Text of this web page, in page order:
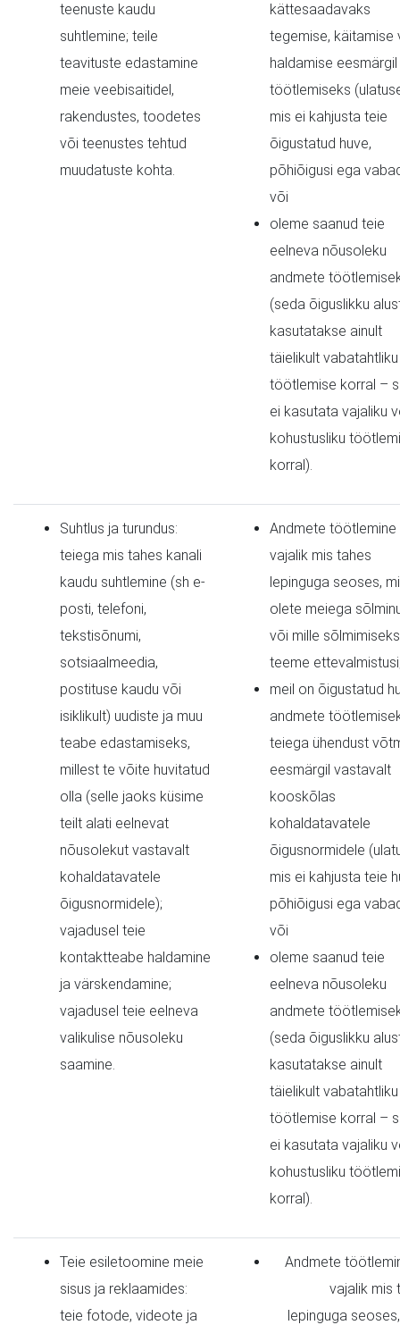
teenuste kaudu
suhtlemine; teile
teavituste edastamine
meie veebisaitidel,
rakendustes, toodetes
või teenustes tehtud
muudatuste kohta.
kättesaadavaks
tegemise, käitamise
haldamise eesmärgil
töötlemiseks
mis ei kahjusta teie
õigustatud huve,
põhiõigusi ega
või
oleme saanud teie
eelneva nõusoleku
andmete
(seda õiguslikku
kasutatakse ainult
täielikult vabatahtliku
töötlemise korral –
ei kasutata vajaliku
kohustusliku
korral).
Suhtlus ja turundus:
teiega mis tahes kanali
kaudu suhtlemine (sh e-
posti, telefoni,
tekstisõnumi,
sotsiaalmeedia,
postituse kaudu või
isiklikult) uudiste ja muu
teabe edastamiseks,
millest te võite huvitatud
olla (selle jaoks küsime
teilt alati eelnevat
nõusolekut vastavalt
kohaldatavatele
õigusnormidele);
vajadusel teie
kontaktteabe haldamine
ja värskendamine;
vajadusel teie eelneva
valikulise nõusoleku
saamine.
Andmete töötlemine
vajalik mis tahes
lepinguga seoses,
olete meiega
või mille sõlmimiseks
teeme
meil on õigustatud
andmete
teiega ühendust
eesmärgil vastavalt
kooskõlas
kohaldatavatele
õigusnormidele
mis ei kahjusta teie
põhiõigusi ega
või
oleme saanud teie
eelneva nõusoleku
andmete
(seda õiguslikku
kasutatakse ainult
täielikult vabatahtliku
töötlemise korral –
ei kasutata vajaliku
kohustusliku
korral).
Teie esiletoomine meie
sisus ja reklaamides:
teie fotode, videote ja
Andmete
vajalik mis
lepinguga